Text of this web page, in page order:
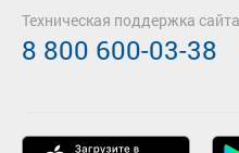
Техническая поддержка сайта
8 800 600-03-38